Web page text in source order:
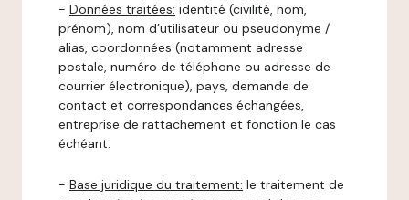
- Données traitées: identité (civilité, nom,
prénom), nom d’utilisateur ou pseudonyme /
alias, coordonnées (notamment adresse
postale, numéro de téléphone ou adresse de
courrier électronique), pays, demande de
contact et correspondances échangées,
entreprise de rattachement et fonction le cas
échéant.
- Base juridique du traitement: le traitement de